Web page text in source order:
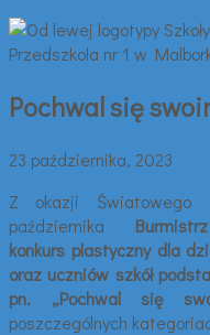
Pochwal się
23 października, 2023
Z okazji Światowego
października
konkurs plastyczny dla
oraz uczniów szkół
pn. „Pochwal się
poszczególnych